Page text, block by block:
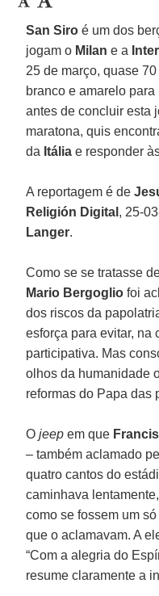
San Siro é um dos
jogam o Milan e a Inter
25 de março, quase
branco e amarelo para
antes de concluir esta
maratona, quis
da Itália e responder
A reportagem é de
Religión Digital , 25-
Langer.
Como se se tratasse
Mario Bergogliofoi
dos riscos da
esforça para evitar, na
participativa. Mas
olhos da humanidade
reformas do Papa das
Ojeep em que
– também aclamado
quatro cantos do
caminhava
como se fossem um
que o aclamavam. A
“Com a alegria do
resume claramente a